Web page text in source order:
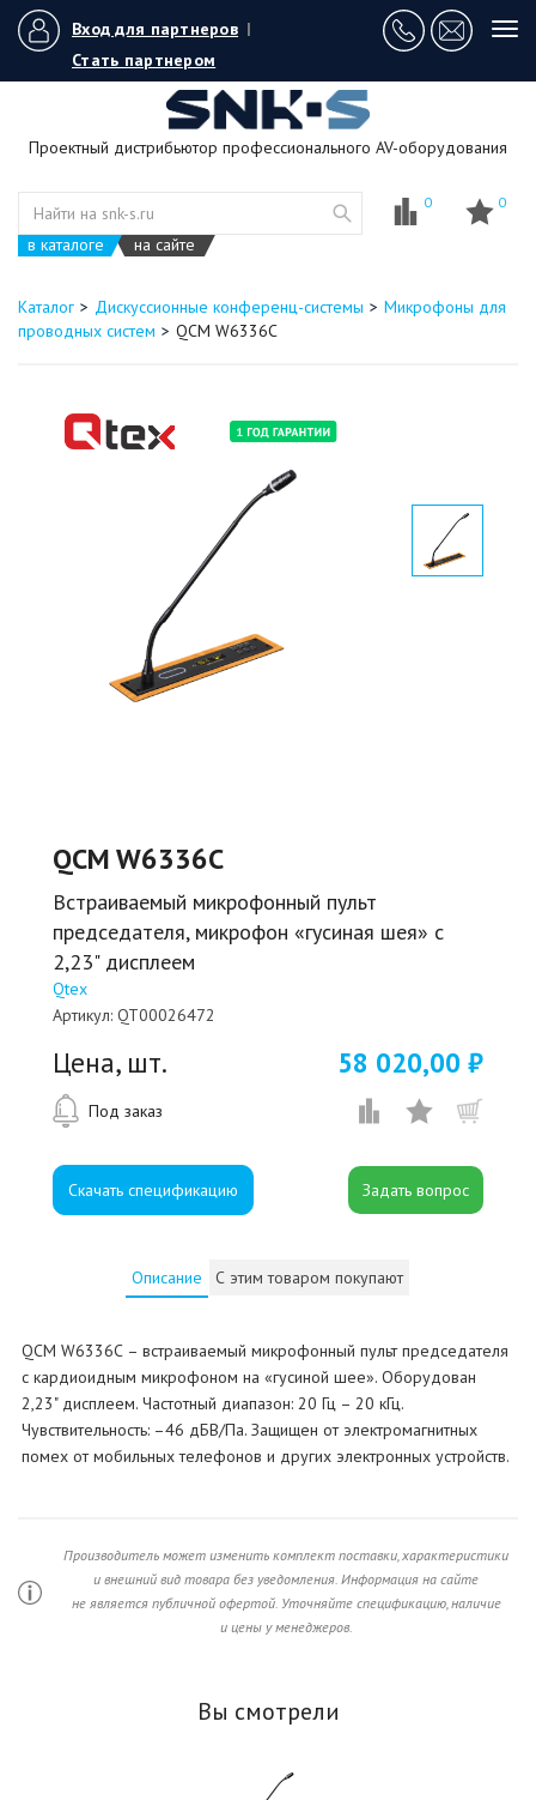
Вход для партнеров |
Стать партнером
Проектный дистрибьютор профессионального AV-оборудования
в каталоге на сайте
0 0
Каталог Дискуссионные конференц-системы
Микрофоны для
проводных систем
QCM W6336С
QCM W6336С
Встраиваемый микрофонный пульт
председателя, микрофон «гусиная шея» с
2,23" дисплеем
Qtex
Артикул: QT00026472
Цена, шт. 58 020,00 ₽
Под заказ
Скачать спецификацию
Описание С этим товаром покупают
QCM W6336С – встраиваемый микрофонный пульт председателя
с кардиоидным микрофоном на «гусиной шее». Оборудован
2,23" дисплеем. Частотный диапазон: 20 Гц – 20 кГц.
Чувствительность: –46 дБВ/Па. Защищен от электромагнитных
помех от мобильных телефонов и других электронных устройств.
Производитель может изменить комплект поставки, характеристики
и внешний вид товара без уведомления. Информация на сайте
не является публичной офертой. Уточняйте спецификацию, наличие
и цены у менеджеров.
Вы смотрели